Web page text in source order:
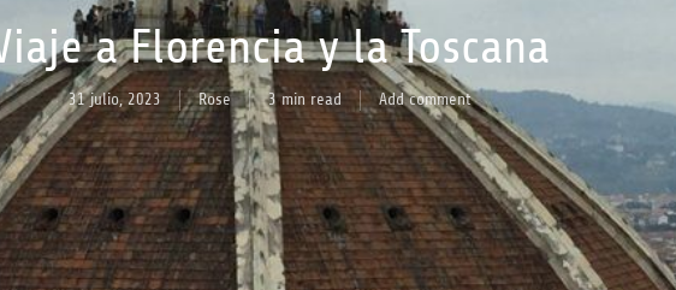
a Florencia y la Toscana
31 julio, 2023 Rose 3 min read Add comment